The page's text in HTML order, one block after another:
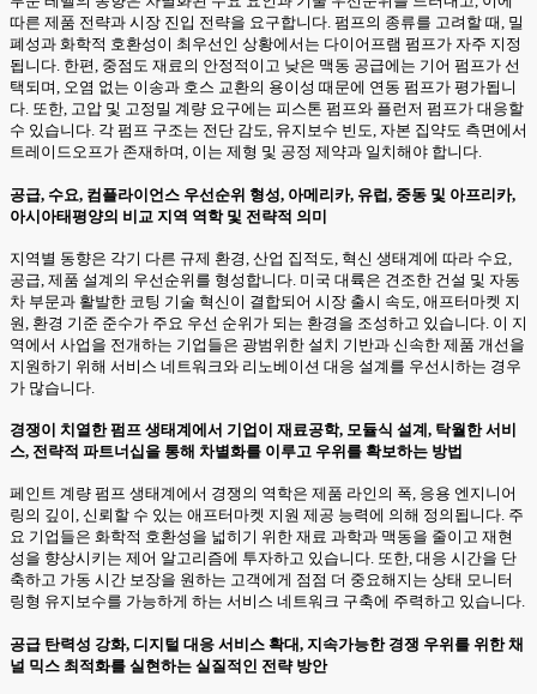
따른 제품 전략과 시장 진입 전략을 요구합니다. 펌프의 종류를 고려할 때, 밀
폐성과 화학적 호환성이 최우선인 상황에서는 다이어프램 펌프가 자주 지정
됩니다. 한편, 중점도 재료의 안정적이고 낮은 맥동 공급에는 기어 펌프가 선
택되며, 오염 없는 이송과 호스 교환의 용이성 때문에 연동 펌프가 평가됩니
다. 또한, 고압 및 고정밀 계량 요구에는 피스톤 펌프와 플런저 펌프가 대응할
수 있습니다. 각 펌프 구조는 전단 감도, 유지보수 빈도, 자본 집약도 측면에서
트레이드오프가 존재하며, 이는 제형 및 공정 제약과 일치해야 합니다.
공급, 수요, 컴플라이언스 우선순위 형성, 아메리카, 유럽, 중동 및 아프리카,
아시아태평양의 비교 지역 역학 및 전략적 의미
지역별 동향은 각기 다른 규제 환경, 산업 집적도, 혁신 생태계에 따라 수요,
공급, 제품 설계의 우선순위를 형성합니다. 미국 대륙은 견조한 건설 및 자동
차 부문과 활발한 코팅 기술 혁신이 결합되어 시장 출시 속도, 애프터마켓 지
원, 환경 기준 준수가 주요 우선 순위가 되는 환경을 조성하고 있습니다. 이 지
역에서 사업을 전개하는 기업들은 광범위한 설치 기반과 신속한 제품 개선을
지원하기 위해 서비스 네트워크와 리노베이션 대응 설계를 우선시하는 경우
가 많습니다.
경쟁이 치열한 펌프 생태계에서 기업이 재료공학, 모듈식 설계, 탁월한 서비
스, 전략적 파트너십을 통해 차별화를 이루고 우위를 확보하는 방법
페인트 계량 펌프 생태계에서 경쟁의 역학은 제품 라인의 폭, 응용 엔지니어
링의 깊이, 신뢰할 수 있는 애프터마켓 지원 제공 능력에 의해 정의됩니다. 주
요 기업들은 화학적 호환성을 넓히기 위한 재료 과학과 맥동을 줄이고 재현
성을 향상시키는 제어 알고리즘에 투자하고 있습니다. 또한, 대응 시간을 단
축하고 가동 시간 보장을 원하는 고객에게 점점 더 중요해지는 상태 모니터
링형 유지보수를 가능하게 하는 서비스 네트워크 구축에 주력하고 있습니다.
공급 탄력성 강화, 디지털 대응 서비스 확대, 지속가능한 경쟁 우위를 위한 채
널 믹스 최적화를 실현하는 실질적인 전략 방안